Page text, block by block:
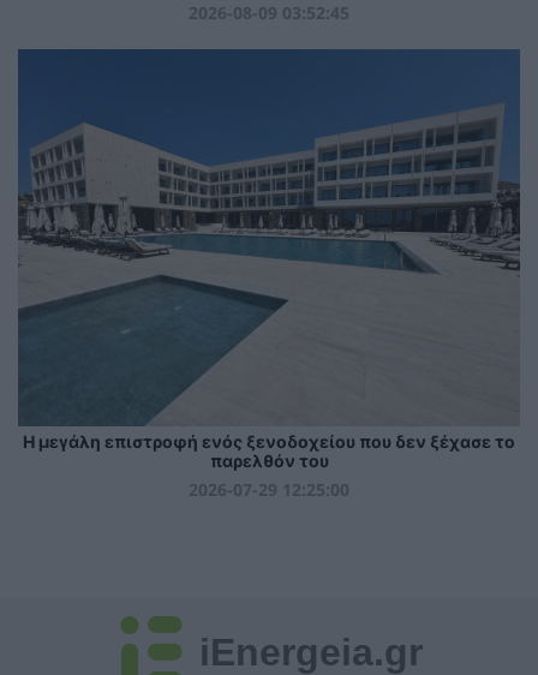
2026-08-09 03:52:45
Η μεγάλη επιστροφή ενός ξενοδοχείου που δεν ξέχασε το
παρελθόν του
2026-07-29 12:25:00
iEnergeia.gr